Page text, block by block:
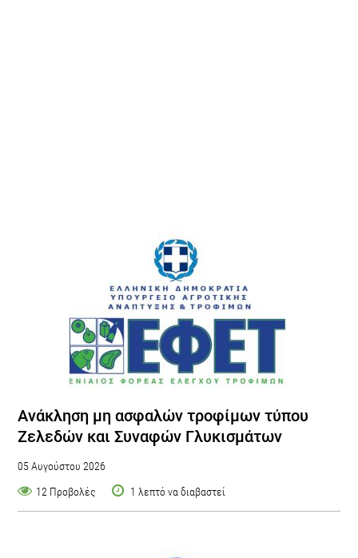
Ανάκληση μη ασφαλών τροφίμων τύπου
Ζελεδών και Συναφών Γλυκισμάτων
05 Αυγούστου 2026
12 Προβολές
1 λεπτό να διαβαστεί